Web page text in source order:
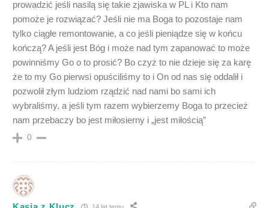
prowadzić jeśli nasilą się takie zjawiska w PL i Kto nam
pomoże je rozwiązać? Jeśli nie ma Boga to pozostaje nam
tylko ciągłe remontowanie, a co jeśli pieniądze się w końcu
kończą? A jeśli jest Bóg i może nad tym zapanować to może
powinniśmy Go o to prosić? Bo czyż to nie dzieje się za karę
że to my Go pierwsi opuściliśmy to i On od nas się oddalił i
pozwolił złym ludziom rządzić nad nami bo sami ich
wybraliśmy, a jeśli tym razem wybierzemy Boga to przecież
nam przebaczy bo jest miłosierny i „jest miłością”
0